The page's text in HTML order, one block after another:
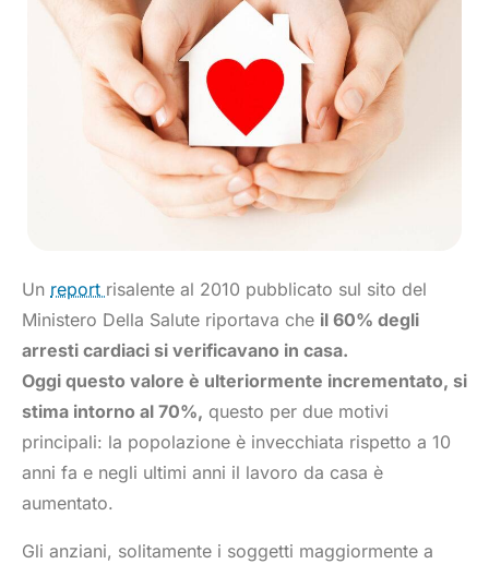
Un report risalente al 2010 pubblicato sul sito del
Ministero Della Salute riportava che il 60% degli
arresti cardiaci si verificavano in casa.
Oggi questo valore è ulteriormente incrementato, si
stima intorno al 70%, questo per due motivi
principali: la popolazione è invecchiata rispetto a 10
anni fa e negli ultimi anni il lavoro da casa è
aumentato.
Gli anziani, solitamente i soggetti maggiormente a